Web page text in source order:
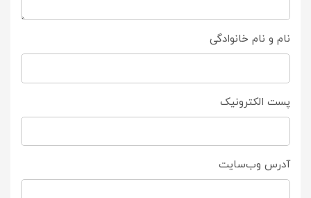
نام و نام خانوادگی
پست الکترونیک
آدرس وب‌سایت